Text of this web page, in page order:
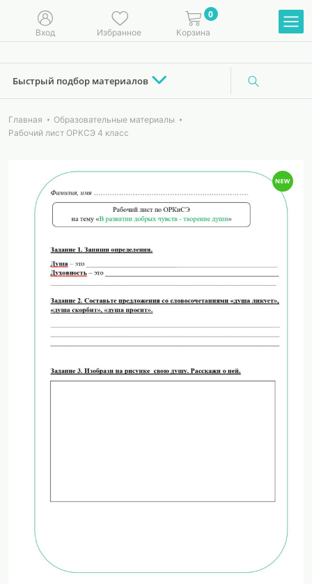
Вход Избранное
0
Корзина
Быстрый подбор материалов
Главная
Образовательные материалы
Рабочий лист ОРКСЭ 4 класс